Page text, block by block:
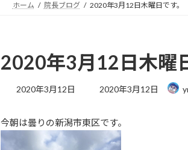
ホーム 院長ブログ 2020年3月12日木曜日です。
2020年3月12日木曜
2020年3月12日
最
新
日
2020年3月12日
今朝は曇りの新潟市東区です。